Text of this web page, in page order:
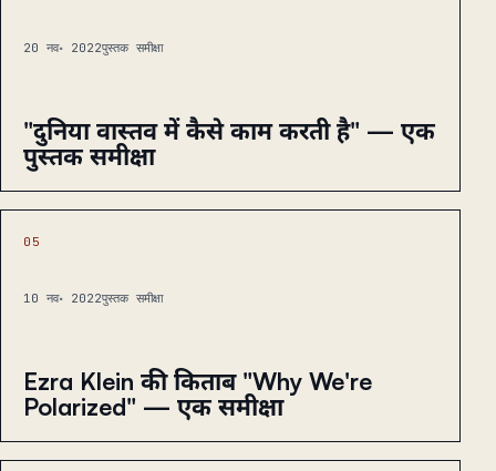
20 नव॰ 2022पुस्तक समीक्षा
"दुनिया वास्तव में कैसे काम करती है" — एक
पुस्तक समीक्षा
05
10 नव॰ 2022पुस्तक समीक्षा
Ezra Klein की किताब "Why We're
Polarized" — एक समीक्षा